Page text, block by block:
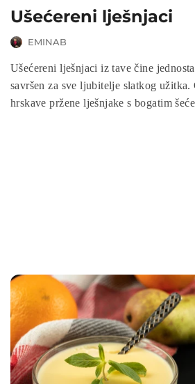
Ušećereni lješnjaci
EMINAB
Ušećereni lješnjaci iz tave čine
savršen za sve ljubitelje slatkog
hrskave pržene lješnjake s bogatim